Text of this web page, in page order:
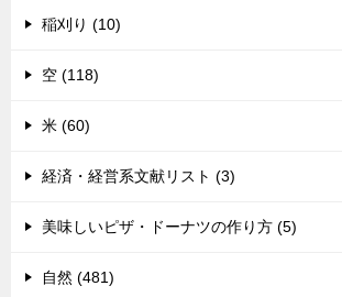
稲刈り (10)
空 (118)
米 (60)
経済・経営系文献リスト (3)
美味しいピザ・ドーナツの作り方 (5)
自然 (481)